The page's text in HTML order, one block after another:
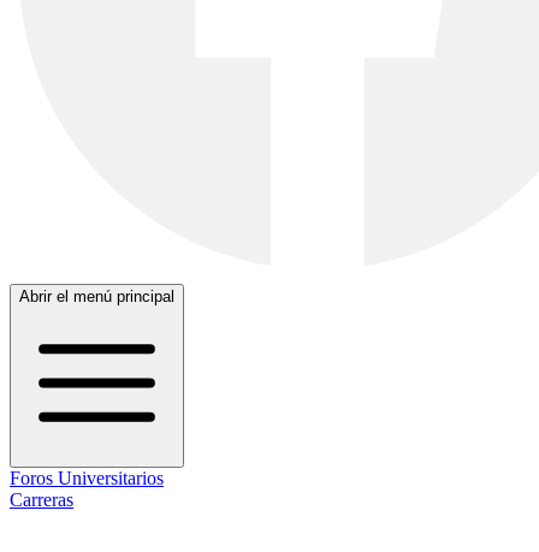
Abrir el menú principal
Foros Universitarios
Carreras